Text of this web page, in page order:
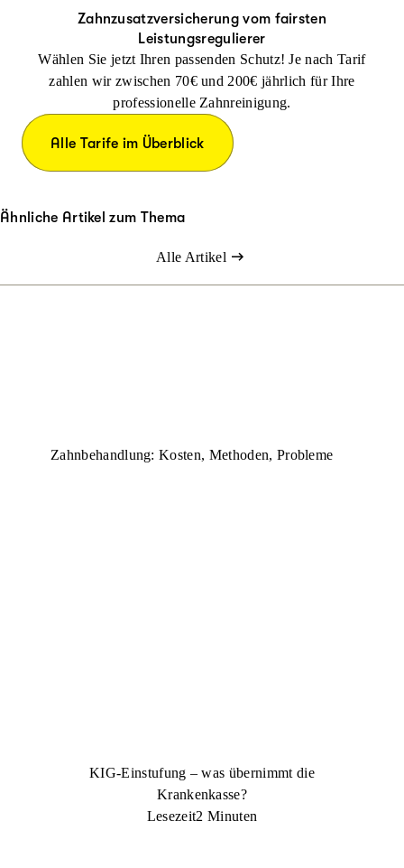
Zahnzusatzversicherung vom fairsten
Leistungsregulierer
Wählen Sie jetzt Ihren passenden Schutz! Je nach Tarif
zahlen wir zwischen 70€ und 200€ jährlich für Ihre
professionelle Zahnreinigung.
Alle Tarife im Überblick
Ähnliche Artikel zum Thema
Alle Artikel
Zahnbehandlung: Kosten, Methoden, Probleme
KIG-Einstufung – was übernimmt die
Krankenkasse?
Lesezeit2 Minuten